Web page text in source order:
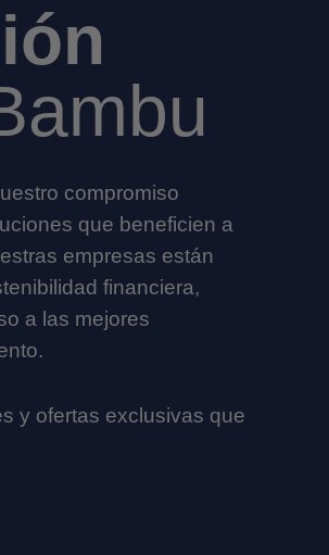
compromiso
que beneficien a
empresas están
financiera,
a las mejores
y ofertas exclusivas que